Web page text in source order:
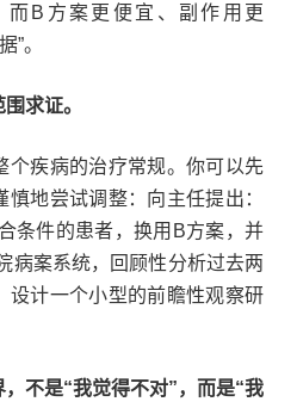
而 B 方案更便宜、副作用更
”。
求证。
个疾病的治疗常规。你可以先
地尝试调整：向主任提出：
条件的患者，换用 B方案，并
病案系统，回顾性分析过去两
设计一个小型的前瞻性观察研
，不是“我觉得不对”，而是“我